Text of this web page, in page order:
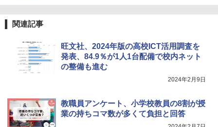
関連記事
旺文社、2024年版の高校ICT活用調査を
発表、84.9％が1人1台配備で校内ネット
の整備も進む
2024年2月9日
教職員アンケート、小学校教員の8割が授
業の持ちコマ数が多くて負担と回答